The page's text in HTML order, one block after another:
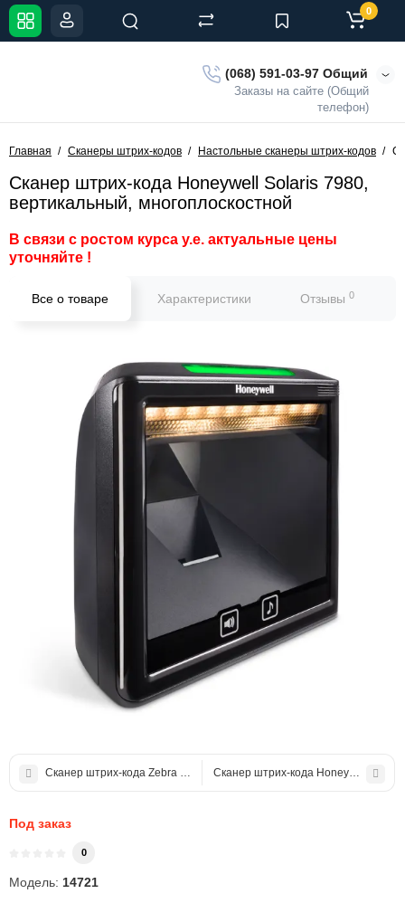
(068) 591-03-97 Общий
Заказы на сайте (Общий
телефон)
0
Главная Сканеры штрих-кодов Настольные сканеры штрих-кодов
Сканер штрих-кода Honeywell Solaris 7980,
вертикальный, многоплоскостной
В связи с ростом курса у.е. актуальные цены
уточняйте !
Все о товаре Характеристики Отзывы 0
Сканер штрих-кода Zebra DS9308 USB (DS9308-SR4U2100AZE)
Сканер штрих-кода Honeywell
Под заказ
0
Модель: 14721